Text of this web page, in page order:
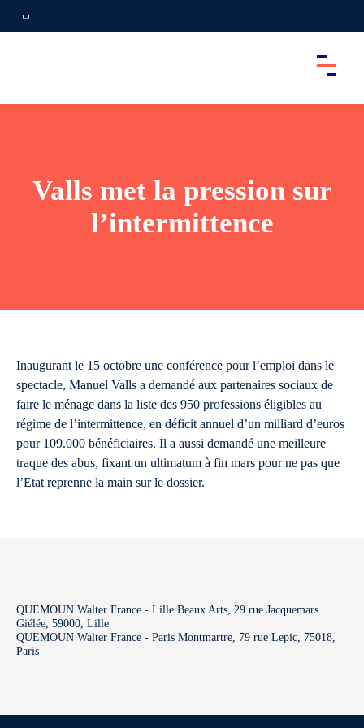
Valls met la pression sur
l’intermittence
Inaugurant le 15 octobre une conférence pour l’emploi dans le
spectacle, Manuel Valls a demandé aux partenaires sociaux de
faire le ménage dans la liste des 950 professions éligibles au
régime de l’intermittence, en déficit annuel d’un milliard d’euros
pour 109.000 bénéficiaires. Il a aussi demandé une meilleure
traque des abus, fixant un ultimatum à fin mars pour ne pas que
l’Etat reprenne la main sur le dossier.
QUEMOUN Walter France - Lille Beaux Arts, 29 rue Jacquemars
Giélée, 59000, Lille
QUEMOUN Walter France - Paris Montmartre, 79 rue Lepic, 75018,
Paris